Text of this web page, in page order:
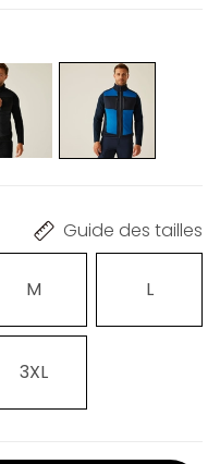
Guide des tailles
M L
3XL